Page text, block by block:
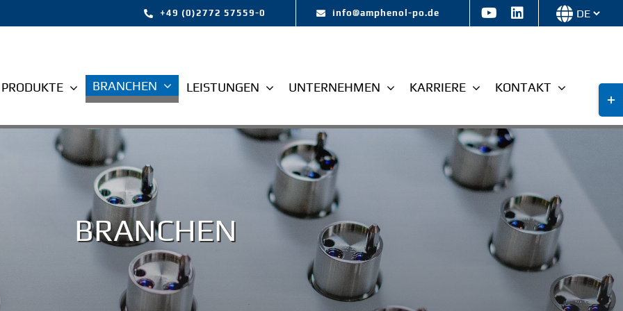
+49 (0)2772 57559-0 info@amphenol-po.de
Wählen
Sie
PRODUKTE BRANCHEN LEISTUNGEN UNTERNEHMEN KARRIERE KONTAKT
BRANCHEN
Bar